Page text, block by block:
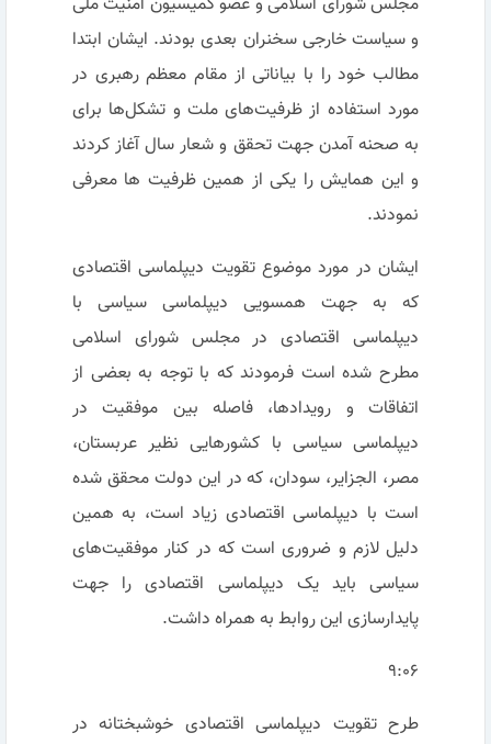
و سیاست خارجی سخنران بعدی بودند. ایشان ابتدا
مطالب خود را با بیاناتی از مقام معظم رهبری در
مورد استفاده از ظرفیت‌های ملت و تشکل‌ها برای
به صحنه آمدن جهت تحقق و شعار سال آغاز کردند
و این همایش را یکی از همین ظرفیت ها معرفی
نمودند.
ایشان در مورد موضوع تقویت دیپلماسی اقتصادی
که به جهت همسویی دیپلماسی سیاسی با
دیپلماسی اقتصادی در مجلس شورای اسلامی
مطرح شده است فرمودند که با توجه به بعضی از
اتفاقات و رویدادها، فاصله بین موفقیت در
دیپلماسی سیاسی با کشورهایی نظیر عربستان،
مصر، الجزایر، سودان، که در این دولت محقق شده
است با دیپلماسی اقتصادی زیاد است، به همین
دلیل لازم و ضروری است که در کنار موفقیت‌های
سیاسی باید یک دیپلماسی اقتصادی را جهت
پایدارسازی این روابط به همراه داشت.
۹:۰۶
طرح تقویت دیپلماسی اقتصادی خوشبختانه در